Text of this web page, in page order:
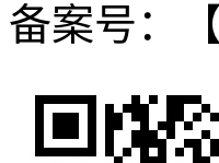
备案号：【